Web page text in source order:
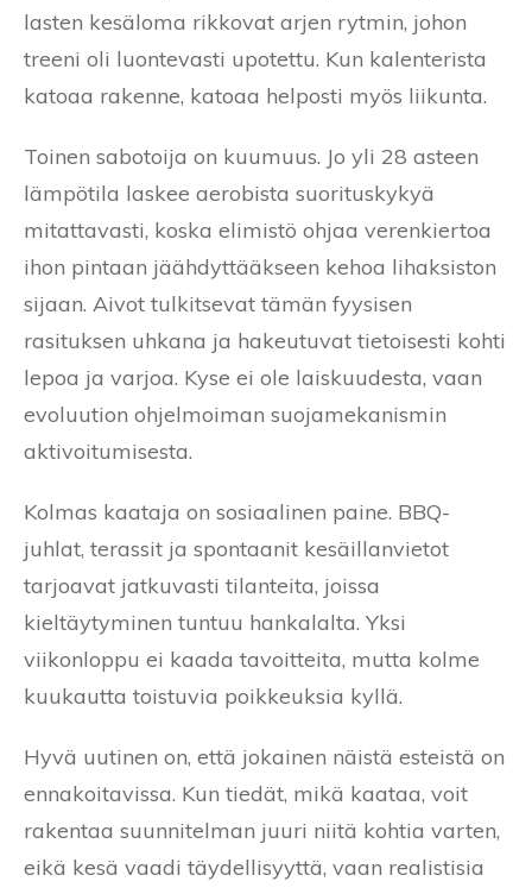
lasten kesäloma rikkovat arjen rytmin, johon
treeni oli luontevasti upotettu. Kun kalenterista
katoaa rakenne, katoaa helposti myös liikunta.
Toinen sabotoija on kuumuus. Jo yli 28 asteen
lämpötila laskee aerobista suorituskykyä
mitattavasti, koska elimistö ohjaa verenkiertoa
ihon pintaan jäähdyttääkseen kehoa lihaksiston
sijaan. Aivot tulkitsevat tämän fyysisen
rasituksen uhkana ja hakeutuvat tietoisesti kohti
lepoa ja varjoa. Kyse ei ole laiskuudesta, vaan
evoluution ohjelmoiman suojamekanismin
aktivoitumisesta.
Kolmas kaataja on sosiaalinen paine. BBQ-
juhlat, terassit ja spontaanit kesäillanvietot
tarjoavat jatkuvasti tilanteita, joissa
kieltäytyminen tuntuu hankalalta. Yksi
viikonloppu ei kaada tavoitteita, mutta kolme
kuukautta toistuvia poikkeuksia kyllä.
Hyvä uutinen on, että jokainen näistä esteistä on
ennakoitavissa. Kun tiedät, mikä kaataa, voit
rakentaa suunnitelman juuri niitä kohtia varten,
eikä kesä vaadi täydellisyyttä, vaan realistisia